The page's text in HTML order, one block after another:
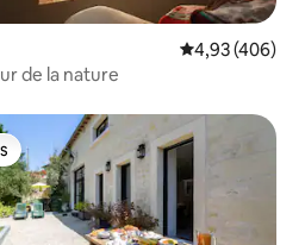
Évaluation
4,93 (406)
de la nature